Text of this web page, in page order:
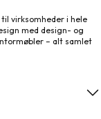
virksomheder i hele
med design- og
– alt samlet